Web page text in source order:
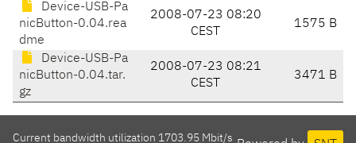
Device-USB-Pa
nicButton-0.04.rea
dme
2008-07-23 08:20
CEST
1575 B
Device-USB-Pa
nicButton-0.04.tar.
gz
2008-07-23 08:21
CEST
3471 B
Current bandwidth utilization 1703.95 Mbit/s